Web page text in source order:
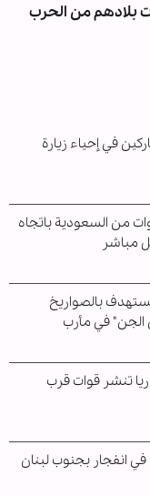
قوات بلادهم من الحرب
في إحياء زيارة
من السعودية باتجاه
مباشر
بالصواريخ
في مأرب
تنشر قوات قرب
انفجار بجنوب لبنان